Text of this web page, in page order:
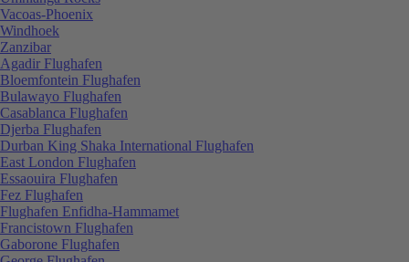
Vacoas-Phoenix
Windhoek
Zanzibar
Agadir Flughafen
Bloemfontein Flughafen
Bulawayo Flughafen
Casablanca Flughafen
Djerba Flughafen
Durban King Shaka International Flughafen
East London Flughafen
Essaouira Flughafen
Fez Flughafen
Flughafen Enfidha-Hammamet
Francistown Flughafen
Gaborone Flughafen